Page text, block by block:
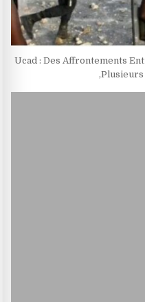
Ucad : Des Affrontements